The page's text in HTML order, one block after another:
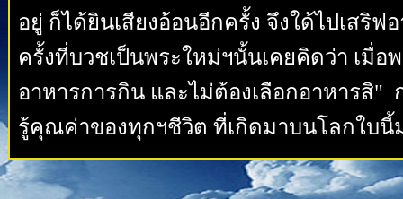
อยู่ ก็ได้ยินเสียงอ้อนอีกครั้ง จึงใด้ไปเสริฟ
ครั้งที่บวชเป็นพระใหม่ฯนั้นเคยคิดว่า เมื่
อาหารการกิน และไม่ต้องเลือกอาหารสิ"
รู้คุณค่าของทุกฯชีวิต ที่เกิดมาบนโลกใบนี้